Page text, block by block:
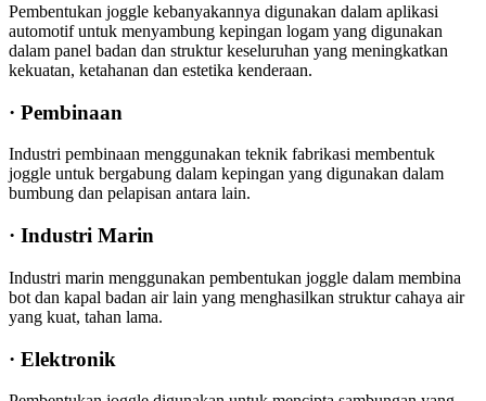
Pembentukan joggle kebanyakannya digunakan dalam aplikasi
automotif untuk menyambung kepingan logam yang digunakan
dalam panel badan dan struktur keseluruhan yang meningkatkan
kekuatan, ketahanan dan estetika kenderaan.
· Pembinaan
Industri pembinaan menggunakan teknik fabrikasi membentuk
joggle untuk bergabung dalam kepingan yang digunakan dalam
bumbung dan pelapisan antara lain.
· Industri Marin
Industri marin menggunakan pembentukan joggle dalam membina
bot dan kapal badan air lain yang menghasilkan struktur cahaya air
yang kuat, tahan lama.
· Elektronik